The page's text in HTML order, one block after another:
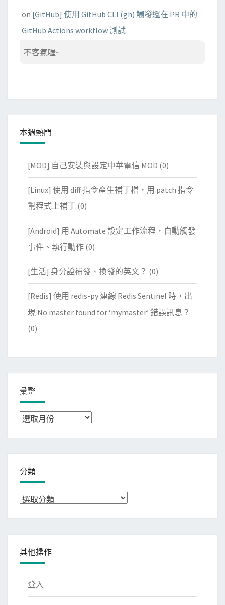
on [GitHub] 使用 GitHub CLI (gh) 觸發還在 PR 中的
GitHub Actions workflow 測試
不客氣喔~
本週熱門
[MOD] 自己安裝與設定中華電信 MOD (0)
[Linux] 使用 diff 指令產生補丁檔，用 patch 指令
幫程式上補丁 (0)
[Android] 用 Automate 設定工作流程，自動觸發
事件、執行動作 (0)
[生活] 身分證補發、換發的英文？ (0)
[Redis] 使用 redis-py 連線 Redis Sentinel 時，出
現 No master found for ‘mymaster’ 錯誤訊息？
(0)
彙整
彙
分類
分
其他操作
登入